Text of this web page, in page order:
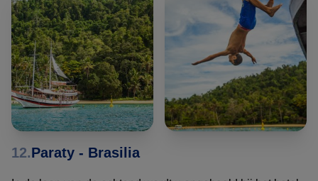
12.Paraty - Brasilia